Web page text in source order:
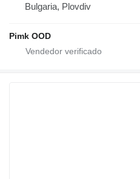
Bulgaria, Plovdiv
Pimk OOD